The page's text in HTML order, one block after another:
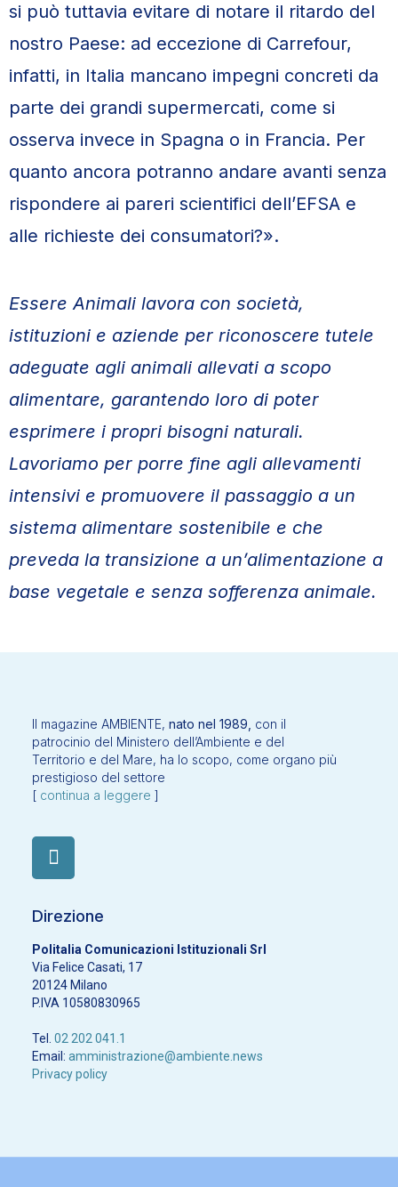
si può tuttavia evitare di notare il ritardo del
nostro Paese: ad eccezione di Carrefour,
infatti, in Italia mancano impegni concreti da
parte dei grandi supermercati, come si
osserva invece in Spagna o in Francia. Per
quanto ancora potranno andare avanti senza
rispondere ai pareri scientifici dell’EFSA e
alle richieste dei consumatori?».
Essere Animali lavora con società,
istituzioni e aziende per riconoscere tutele
adeguate agli animali allevati a scopo
alimentare, garantendo loro di poter
esprimere i propri bisogni naturali.
Lavoriamo per porre fine agli allevamenti
intensivi e promuovere il passaggio a un
sistema alimentare sostenibile e che
preveda la transizione a un’alimentazione a
base vegetale e senza sofferenza animale.
Il magazine AMBIENTE, nato nel 1989, con il
patrocinio del Ministero dell’Ambiente e del
Territorio e del Mare, ha lo scopo, come organo più
prestigioso del settore
[ continua a leggere ]
Direzione
Politalia Comunicazioni Istituzionali Srl
Via Felice Casati, 17
20124 Milano
P.IVA 10580830965
Tel. 02 202 041.1
Email: amministrazione@ambiente.news
Privacy policy